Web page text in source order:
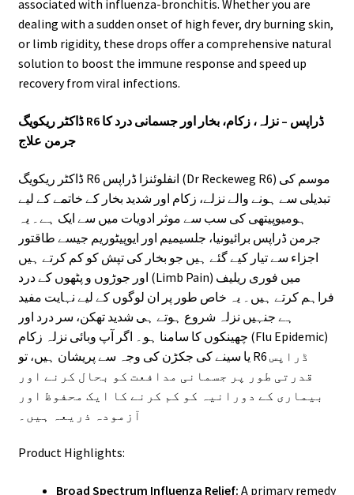
associated with influenza-bronchitis. Whether you are
dealing with a sudden onset of high fever, dry burning skin,
or limb rigidity, these drops offer a comprehensive natural
solution to boost the immune response and speed up
recovery from viral infections.
ڈاکٹر ریکویگ R6 ڈراپس – نزلہ، زکام، بخار اور جسمانی درد کا
جرمن علاج
ڈاکٹر ریکویگ R6 انفلوئنزا ڈراپس (Dr Reckeweg R6) موسم کی
تبدیلی سے ہونے والے نزلے، زکام اور شدید بخار کے خاتمے کے لیے
ہومیوپیتھی کی سب سے موثر ادویات میں سے ایک ہے۔ یہ
جرمن ڈراپس برائیونیا، جلسیمیم اور ایوپیٹوریم جیسے طاقتور
اجزاء سے تیار کیے گئے ہیں جو بخار کی تپش کو کم کرتے ہیں
اور جوڑوں و پٹھوں کے درد (Limb Pain) میں فوری ریلیف
فراہم کرتے ہیں۔ یہ خاص طور پر ان لوگوں کے لیے نہایت مفید
ہے جنہیں نزلہ شروع ہوتے ہی شدید تھکن، سر درد اور
چھینکوں کا سامنا ہو۔ اگر آپ وبائی نزلہ زکام (Flu Epidemic)
یا سینے کی جکڑن کی وجہ سے پریشان ہیں، تو R6 ڈراپس
قدرتی طور پر جسمانی مدافعت کو بحال کرنے اور
بیماری کے دورانیہ کو کم کرنے کا ایک محفوظ اور
آزمودہ ذریعہ ہیں۔
Product Highlights:
Broad Spectrum Influenza Relief: A primary remedy